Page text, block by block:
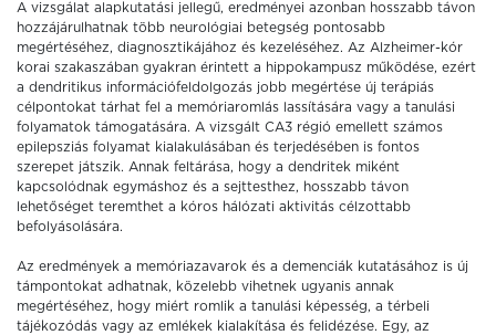
A vizsgálat alapkutatási jellegű, eredményei azonban hosszabb távon
hozzájárulhatnak több neurológiai betegség pontosabb
megértéséhez, diagnosztikájához és kezeléséhez. Az Alzheimer-kór
korai szakaszában gyakran érintett a hippokampusz működése, ezért
a dendritikus információfeldolgozás jobb megértése új terápiás
célpontokat tárhat fel a memóriaromlás lassítására vagy a tanulási
folyamatok támogatására. A vizsgált CA3 régió emellett számos
epilepsziás folyamat kialakulásában és terjedésében is fontos
szerepet játszik. Annak feltárása, hogy a dendritek miként
kapcsolódnak egymáshoz és a sejttesthez, hosszabb távon
lehetőséget teremthet a kóros hálózati aktivitás célzottabb
befolyásolására.
Az eredmények a memóriazavarok és a demenciák kutatásához is új
támpontokat adhatnak, közelebb vihetnek ugyanis annak
megértéséhez, hogy miért romlik a tanulási képesség, a térbeli
tájékozódás vagy az emlékek kialakítása és felidézése. Egy, az